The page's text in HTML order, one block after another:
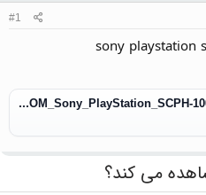
#1
sony playstation
DR-BIOS.COM_Sony_PlayStation_SCPH-1001=512=SCPH-1001.bin
می کند؟